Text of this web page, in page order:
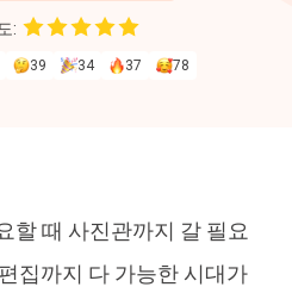
:
39 34 37 78
할 때 사진관까지 갈 필요
집까지 다 가능한 시대가